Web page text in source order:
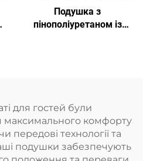
Подушка з
пінополіуретаном із
для гостей були
максимального комфорту
передові технології та
подушки забезпечують